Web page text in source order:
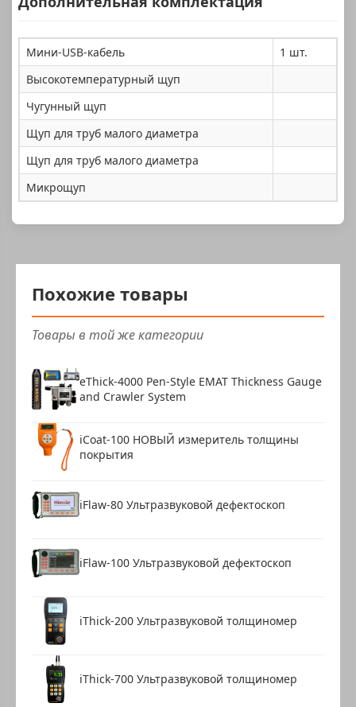
Мини-USB-кабель
1 шт.
Высокотемпературный щуп
Чугунный щуп
Щуп для труб малого диаметра
Щуп для труб малого диаметра
Микрощуп
Похожие товары
Товары в той же категории
eThick-4000 Pen-Style EMAT Thickness Gauge
and Crawler System
iCoat-100 НОВЫЙ измеритель толщины
покрытия
iFlaw-80 Ультразвуковой дефектоскоп
iFlaw-100 Ультразвуковой дефектоскоп
iThick-200 Ультразвуковой толщиномер
iThick-700 Ультразвуковой толщиномер